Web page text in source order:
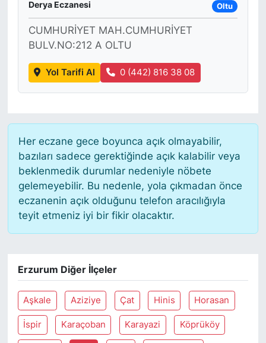
Derya Eczanesi Oltu
CUMHURİYET MAH.CUMHURİYET
BULV.NO:212 A OLTU
Yol Tarifi Al 0 (442) 816 38 08
Her eczane gece boyunca açık olmayabilir,
bazıları sadece gerektiğinde açık kalabilir veya
beklenmedik durumlar nedeniyle nöbete
gelemeyebilir. Bu nedenle, yola çıkmadan önce
eczanenin açık olduğunu telefon aracılığıyla
teyit etmeniz iyi bir fikir olacaktır.
Erzurum Diğer İlçeler
Aşkale Aziziye Çat Hinis Horasan
İspir Karaçoban Karayazi Köprüköy